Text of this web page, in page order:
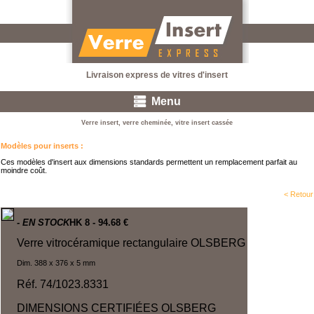
Livraison express de vitres d'insert
Menu
Verre insert, verre cheminée, vitre insert cassée
Modèles pour inserts :
Ces modèles d'insert aux dimensions standards permettent un remplacement parfait au
moindre coût.
< Retour
HK 8
- EN STOCK - 94.68 €
Verre vitrocéramique rectangulaire OLSBERG
Dim. 388 x 376 x 5 mm
Réf. 74/1023.8331
DIMENSIONS CERTIFIÉES OLSBERG